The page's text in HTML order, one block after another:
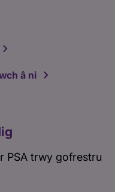
â ni
PSA trwy gofrestru